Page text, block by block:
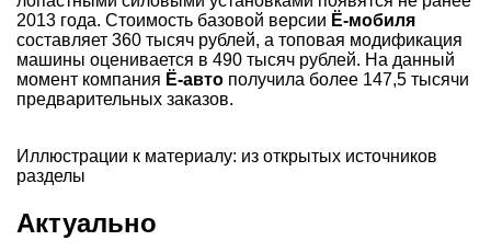
2013 года. Стоимость базовой версии Ё-мобиля
составляет 360 тысяч рублей, а топовая модификация
машины оценивается в 490 тысяч рублей. На данный
момент компания Ё-авто получила более 147,5 тысячи
предварительных заказов.
Иллюстрации к материалу: из открытых источников
разделы
Актуально